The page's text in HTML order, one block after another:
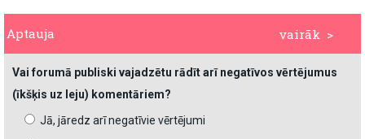
vairāk >
Aptauja
Vai forumā publiski vajadzētu rādīt arī negatīvos vērtējumus
(īkšķis uz leju) komentāriem?
Jā, jāredz arī negatīvie vērtējumi